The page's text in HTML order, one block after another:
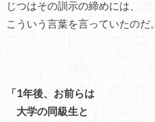
じつはその訓示の締めには、
こういう言葉を言っていたのだ。
「1年後、お前らは
大学の同級生と